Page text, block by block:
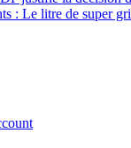
: Le litre de super